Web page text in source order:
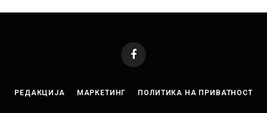
Facebook
РЕДАКЦИЈА МАРКЕТИНГ ПОЛИТИКА НА ПРИВАТНОСТ